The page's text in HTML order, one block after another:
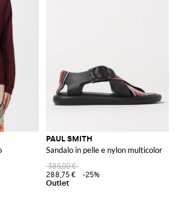
PAUL SMITH
Sandalo in pelle e nylon multicolor
385,00 €
288,75 €
-25%